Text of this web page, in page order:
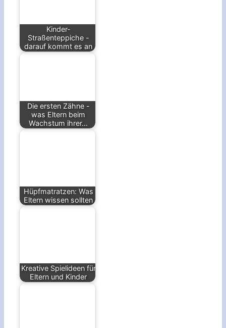
Kinder-
Straßenteppiche -
darauf kommt es an
Die ersten Zähne -
was Eltern beim
Wachstum ihrer…
Hüpfmatratzen: Was
Eltern wissen sollten
Kreative Spielideen für
Eltern und Kinder